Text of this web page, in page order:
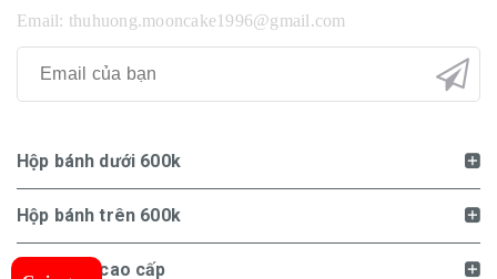
Email: thuhuong.mooncake1996@gmail.com
Hộp bánh dưới 600k
Hộp bánh trên 600k
Hộp bánh cao cấp